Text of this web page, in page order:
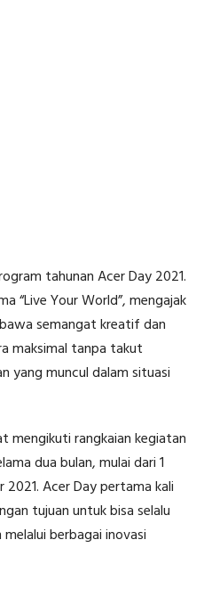
tahunan Acer Day 2021.
“Live Your World”, mengajak
semangat kreatif dan
maksimal tanpa takut
yang muncul dalam situasi
mengikuti rangkaian kegiatan
dua bulan, mulai dari 1
Acer Day pertama kali
tujuan untuk bisa selalu
berbagai inovasi